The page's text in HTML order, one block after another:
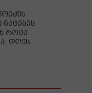
როცა
დღეს